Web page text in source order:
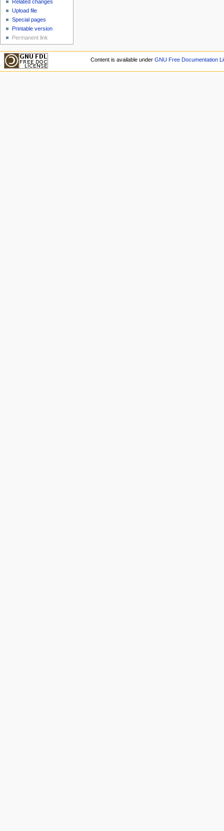
Related changes
Upload file
Special pages
Printable version
Permanent link
Content is available under GNU Free Documentation